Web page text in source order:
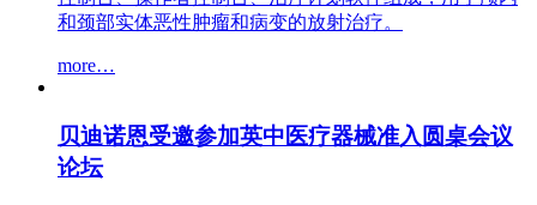
和颈部实体恶性肿瘤和病变的放射治疗。
more…
贝迪诺恩受邀参加英中医疗器械准入圆桌会议
论坛